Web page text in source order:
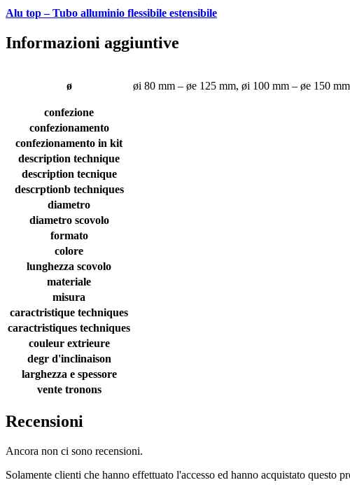
Alu top – Tubo alluminio flessibile estensibile
Informazioni aggiuntive
ø øi 80 mm – øe 125 mm, øi 100 mm – øe 150
confezione
confezionamento
confezionamento in kit
description technique
description tecnique
descrptionb techniques
diametro
diametro scovolo
formato
colore
lunghezza scovolo
materiale
misura
caractristique techniques
caractristiques techniques
couleur extrieure
degr d'inclinaison
larghezza e spessore
vente tronons
Recensioni
Ancora non ci sono recensioni.
Solamente clienti che hanno effettuato l'accesso ed hanno acquistato questo